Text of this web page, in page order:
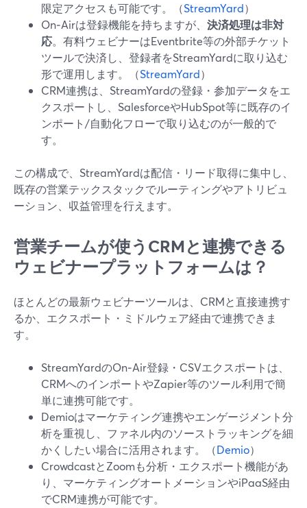
限定アクセスも可能です。（StreamYard）
On‑Airは登録機能を持ちますが、 決済処理は非対
応。有料ウェビナーはEventbrite等の外部チケット
ツールで決済し、登録者をStreamYardに取り込む
形で運用します。（StreamYard）
CRM連携は、StreamYardの登録・参加データをエ
クスポートし、SalesforceやHubSpot等に既存のイ
ンポート/自動化フローで取り込むのが一般的で
す。
この構成で、StreamYardは配信・リード取得に集中し、
既存の営業テックスタックでルーティングやアトリビュ
ーション、収益管理を行えます。
営業チームが使うCRMと連携できる
ウェビナープラットフォームは？
ほとんどの最新ウェビナーツールは、CRMと直接連携す
るか、エクスポート・ミドルウェア経由で連携できま
す。
StreamYardのOn‑Air登録・CSVエクスポートは、
CRMへのインポートやZapier等のツール利用で簡
単に連携可能です。
Demioはマーケティング連携やエンゲージメント分
析を重視し、ファネル内のソーストラッキングを細
かくしたい場合に活用されます。（Demio）
CrowdcastとZoomも分析・エクスポート機能があ
り、マーケティングオートメーションやiPaaS経由
でCRM連携が可能です。